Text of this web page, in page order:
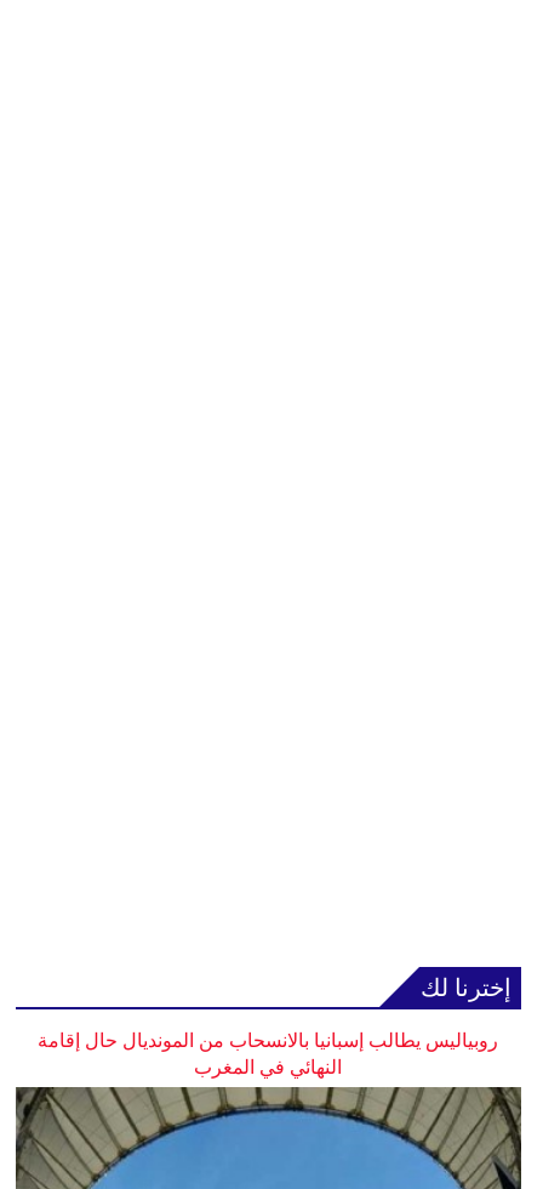
إخترنا لك
روبياليس يطالب إسبانيا بالانسحاب من المونديال حال إقامة
النهائي في المغرب